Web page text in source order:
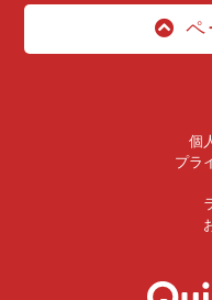
ペ
個
プラ